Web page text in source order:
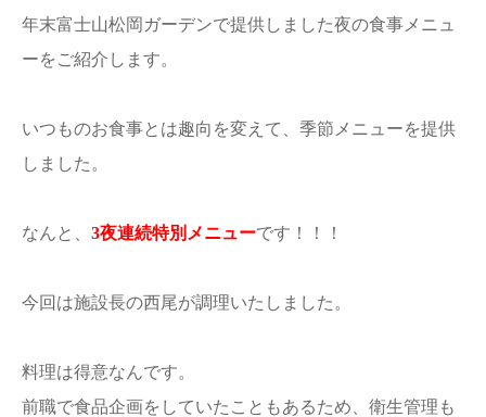
年末富士山松岡ガーデンで提供しました夜の食事メニュ
ーをご紹介します。
いつものお食事とは趣向を変えて、季節メニューを提供
しました。
なんと、 3夜連続特別メニューです！！！
今回は施設長の西尾が調理いたしました。
料理は得意なんです。
前職で食品企画をしていたこともあるため、衛生管理も